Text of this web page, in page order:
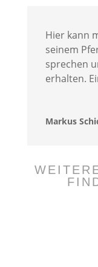
Hier kann
seinem
sprechen
erhalten.
Markus